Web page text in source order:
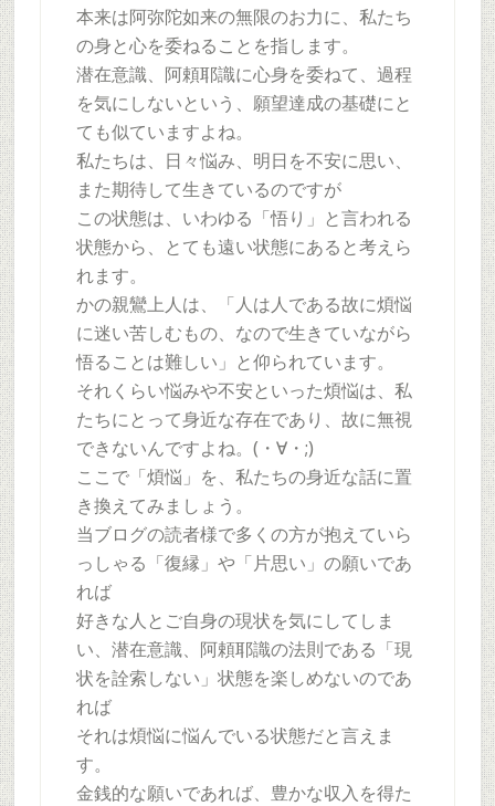
本来は阿弥陀如来の無限のお力に、私たち
の身と心を委ねることを指します。
潜在意識、阿頼耶識に心身を委ねて、過程
を気にしないという、願望達成の基礎にと
ても似ていますよね。
私たちは、日々悩み、明日を不安に思い、
また期待して生きているのですが
この状態は、いわゆる「悟り」と言われる
状態から、とても遠い状態にあると考えら
れます。
かの親鸞上人は、「人は人である故に煩悩
に迷い苦しむもの、なので生きていながら
悟ることは難しい」と仰られています。
それくらい悩みや不安といった煩悩は、私
たちにとって身近な存在であり、故に無視
できないんですよね。(・∀・;)
ここで「煩悩」を、私たちの身近な話に置
き換えてみましょう。
当ブログの読者様で多くの方が抱えていら
っしゃる「復縁」や「片思い」の願いであ
れば
好きな人とご自身の現状を気にしてしま
い、潜在意識、阿頼耶識の法則である「現
状を詮索しない」状態を楽しめないのであ
れば
それは煩悩に悩んでいる状態だと言えま
す。
金銭的な願いであれば、豊かな収入を得た